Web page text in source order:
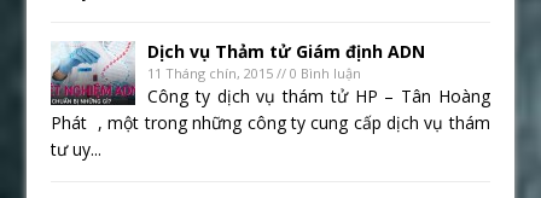
Dịch vụ Thảm tử Giám định ADN
11 Tháng chín, 2015 // 0 Bình luận
Công ty dịch vụ thám tử HP – Tân Hoàng
Phát , một trong những công ty cung cấp dịch vụ thám
tư uy...